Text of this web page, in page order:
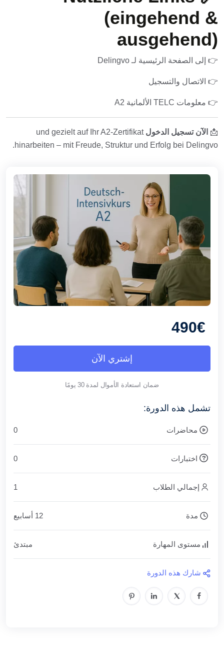
(eingehend &
ausgehend)
👉 إلى الصفحة الرئيسية لـ Delingvo
👉 الاتصال والتسجيل
👉 معلومات TELC الألمانية A2
📩 الآنتسجيل الدخول und gezielt auf Ihr A2-Zertifikat
hinarbeiten – mit Freude, Struktur und Erfolg bei Delingvo.
490€
إشتري الآن
ضمان استعادة الأموال لمدة 30 يومًا
تشمل هذه الدورة:
محاضرات 0
اختبارات 0
إجمالي الطلاب 1
مدة 12 أسابيع
مستوى المهارة مبتدئ
شارك هذه الدورة